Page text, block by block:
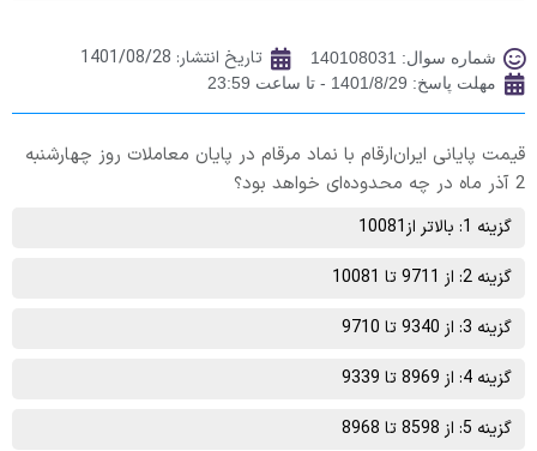
شماره سوال: 140108031 تاریخ انتشار: 1401/08/28
مهلت پاسخ: 1401/8/29 - تا ساعت 23:59
قیمت پایانی ايران‌ارقام‌ با نماد مرقام در پایان معاملات روز چهارشنبه
2 آذر ماه در چه محدوده‌ای خواهد بود؟
گزینه 1: بالاتر از10081
گزینه 2: از 9711 تا 10081
گزینه 3: از 9340 تا 9710
گزینه 4: از 8969 تا 9339
گزینه 5: از 8598 تا 8968